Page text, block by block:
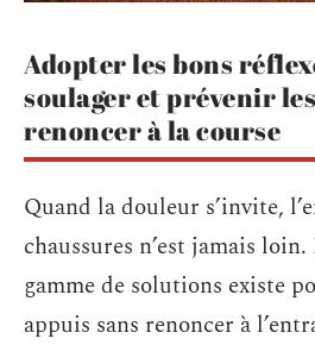
Adopter les bons
soulager et prévenir
renoncer à la course
Quand la douleur s’invite,
chaussures n’est jamais
gamme de solutions existe
appuis sans renoncer à